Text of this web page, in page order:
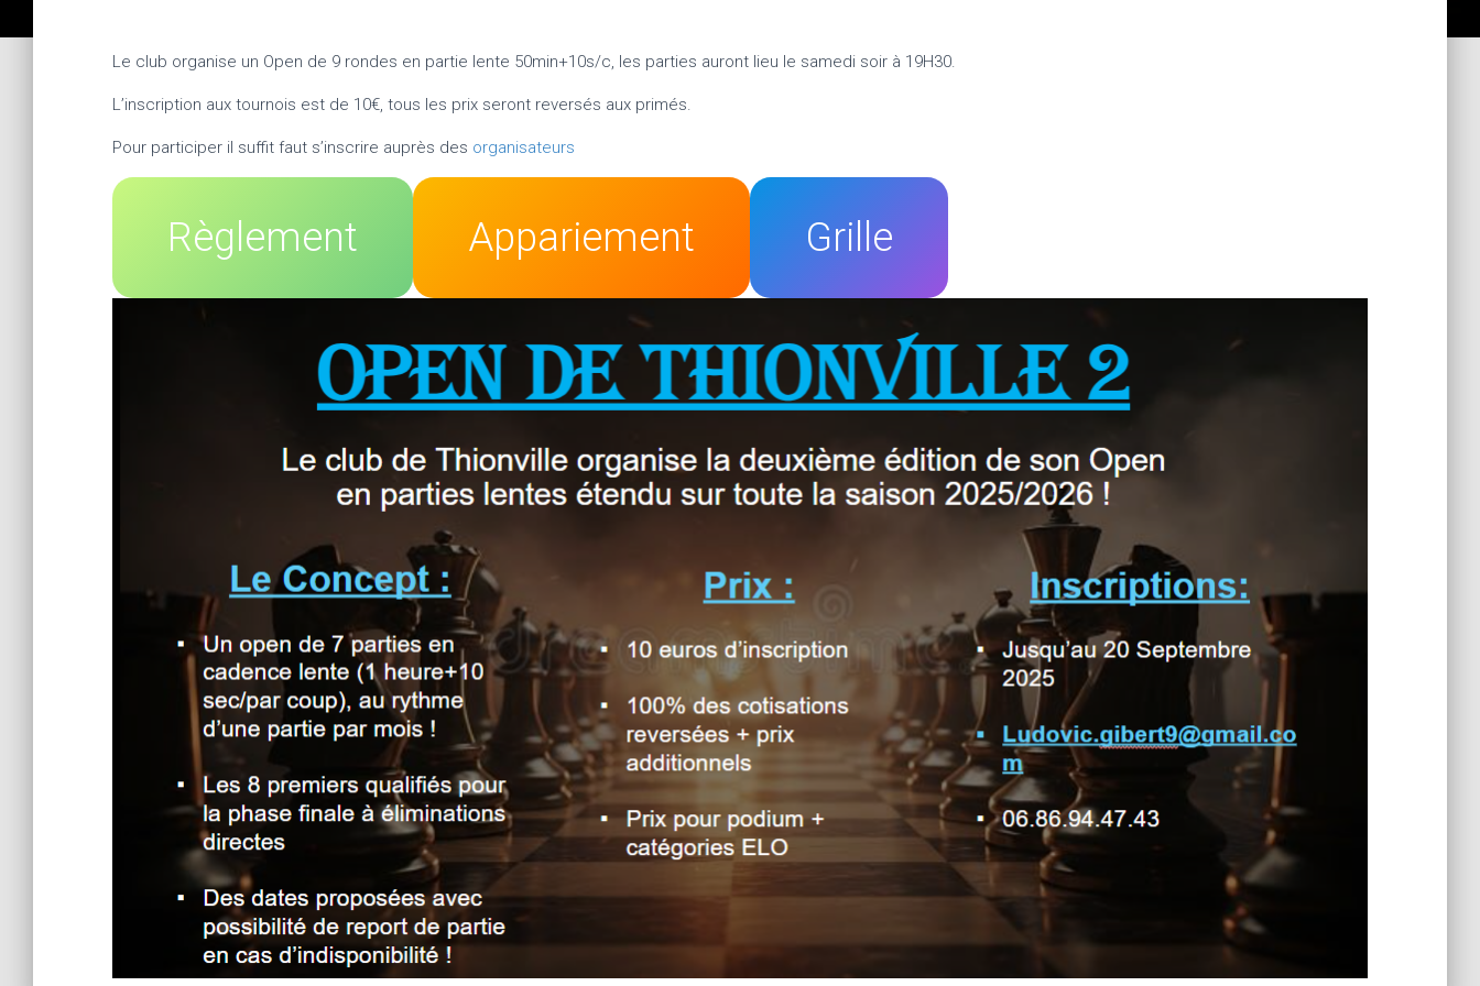
Le club organise un Open de 9 rondes en partie lente 50min+10s/c, les parties auront lieu le samedi soir à 19H30.
L’inscription aux tournois est de 10€, tous les prix seront reversés aux primés.
Pour participer il suffit faut s’inscrire auprès des organisateurs
Règlement Appariement Grille